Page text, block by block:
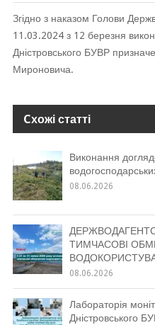
Згідно з наказом Голови
11.03.2024 з 12 березня
Дністровського БУВР
Мироновича.
Cхожі статті
Виконання
08.06.2026
ТИМЧАСОВІ
08.06.2026
Лабораторія
Дністровського